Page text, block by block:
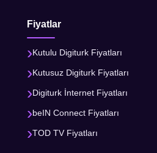
Fiyatlar
Kutulu Digiturk Fiyatları
Kutusuz Digiturk Fiyatları
Digiturk İnternet Fiyatları
beIN Connect Fiyatları
TOD TV Fiyatları